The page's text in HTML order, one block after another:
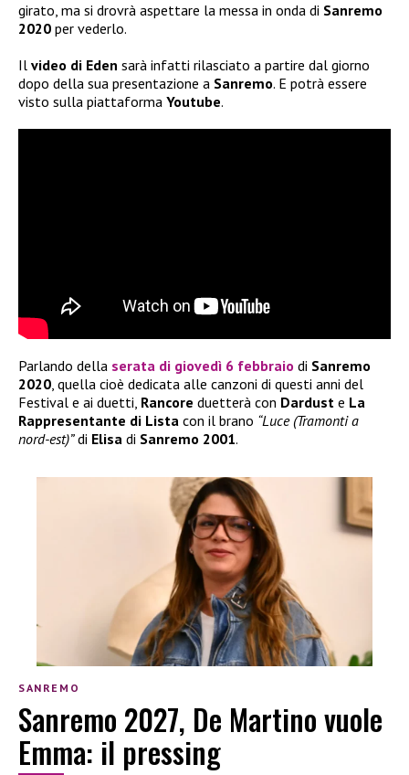
girato, ma si drovrà aspettare la messa in onda di Sanremo
2020 per vederlo.
Il video di Eden sarà infatti rilasciato a partire dal giorno
dopo della sua presentazione a Sanremo. E potrà essere
visto sulla piattaforma Youtube.
Parlando della serata di giovedì 6 febbraio di Sanremo
2020, quella cioè dedicata alle canzoni di questi anni del
Festival e ai duetti, Rancore duetterà con Dardust e La
Rappresentante di Lista con il brano “Luce (Tramonti a
nord-est)”di Elisa di Sanremo 2001.
SANREMO
Sanremo 2027, De Martino vuole
Emma: il pressing